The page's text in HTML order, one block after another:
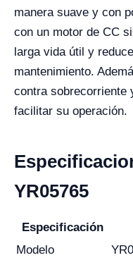
manera suave y con
con un motor de CC
larga vida útil y
mantenimiento.
contra sobrecorriente
facilitar su operación.
YR05765
Especificación
Modelo